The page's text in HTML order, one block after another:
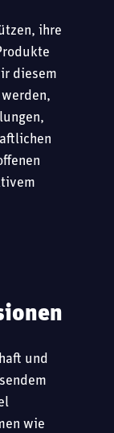
ihre
diesem
und
wie